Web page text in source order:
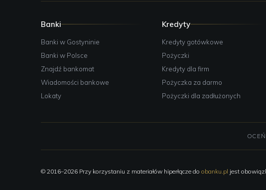
Banki
Banki w Gostyninie
Banki w Polsce
Znajdź bankomat
Wiadomości bankowe
Lokaty
Kredyty
Kredyty gotówkowe
Pożyczki
Kredyty dla firm
Pożyczka za darmo
Pożyczki dla zadłużonych
© 2016–2026 Przy korzystaniu z materiałów hiperłącze do obanku.pl jest